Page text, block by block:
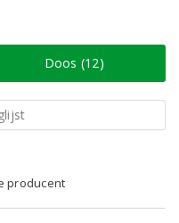
Doos (12)
producent